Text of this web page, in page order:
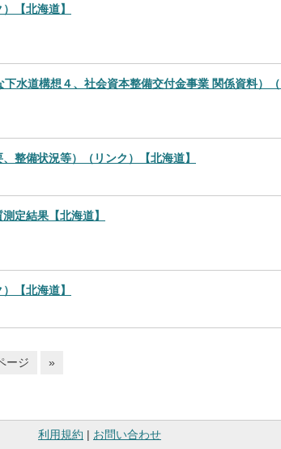
【北海道】
水道構想４、社会資本整備交付金事業 関係資料）
整備状況等）（リンク）【北海道】
定結果【北海道】
【北海道】
ージ »
利用規約 | お問い合わせ